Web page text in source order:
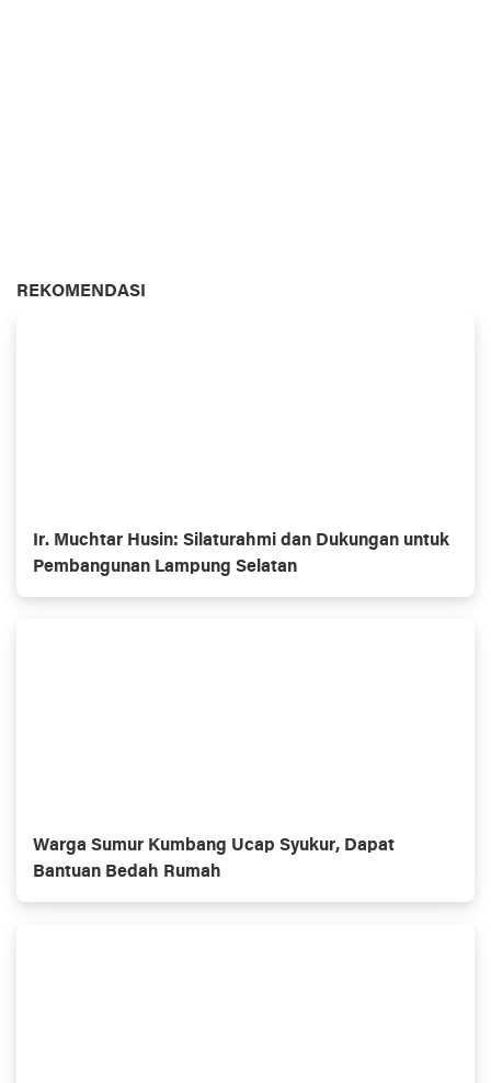
REKOMENDASI
Ir. Muchtar Husin: Silaturahmi dan Dukungan untuk
Pembangunan Lampung Selatan
Warga Sumur Kumbang Ucap Syukur, Dapat
Bantuan Bedah Rumah